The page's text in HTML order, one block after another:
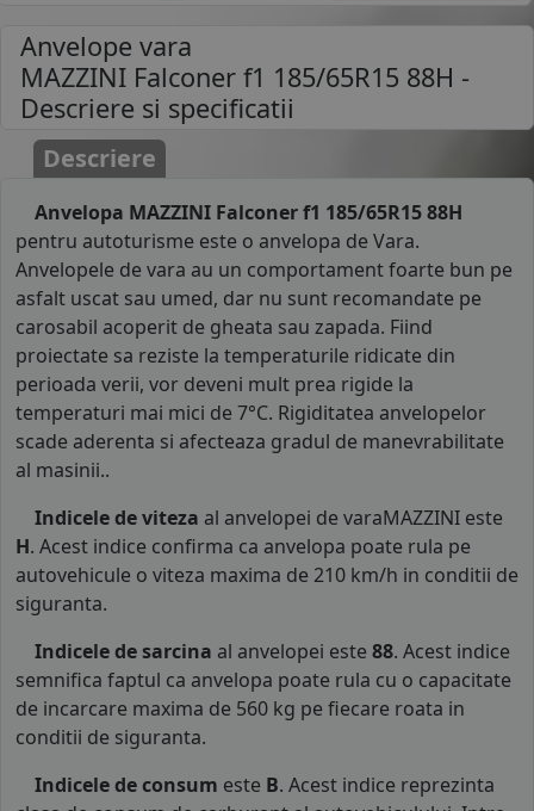
Anvelope vara
MAZZINI Falconer f1 185/65R15 88H -
Descriere si specificatii
Descriere
Anvelopa MAZZINI Falconer f1 185/65R15 88H
pentru autoturisme este o anvelopa de Vara.
Anvelopele de vara au un comportament foarte bun pe
asfalt uscat sau umed, dar nu sunt recomandate pe
carosabil acoperit de gheata sau zapada. Fiind
proiectate sa reziste la temperaturile ridicate din
perioada verii, vor deveni mult prea rigide la
temperaturi mai mici de 7°C. Rigiditatea anvelopelor
scade aderenta si afecteaza gradul de manevrabilitate
al masinii..
Indicele de viteza al anvelopei de varaMAZZINI este
H. Acest indice confirma ca anvelopa poate rula pe
autovehicule o viteza maxima de 210 km/h in conditii de
siguranta.
Indicele de sarcina al anvelopei este 88. Acest indice
semnifica faptul ca anvelopa poate rula cu o capacitate
de incarcare maxima de 560 kg pe fiecare roata in
conditii de siguranta.
Indicele de consum este B. Acest indice reprezinta